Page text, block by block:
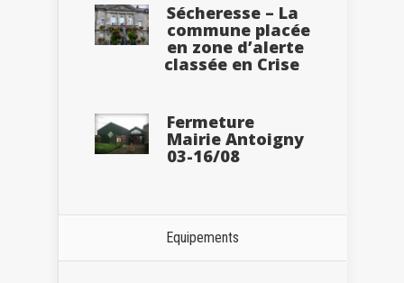
Sécheresse – La
commune placée
en zone d’alerte
classée en Crise
Fermeture
Mairie Antoigny
03-16/08
Equipements